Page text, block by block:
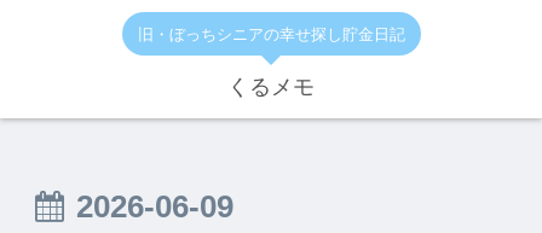
旧・ぼっちシニアの幸せ探し貯金日記
くるメモ
2026-06-09